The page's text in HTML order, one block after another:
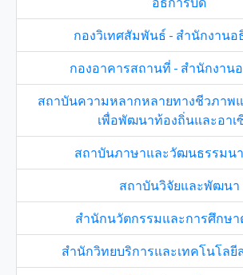
กองวิเทศสัมพันธ์ - สำนักงานอ
กองอาคารสถานที่ - สำนักงาน
สถาบันความหลากหลายทางชีวภาพ
เพื่อพัฒนาท้องถิ่นและอาเ
สถาบันภาษาและวัฒนธรรมน
สถาบันวิจัยและพัฒนา
สำนักนวัตกรรมและการศึกษา
สำนักวิทยบริการและเทคโนโลยี